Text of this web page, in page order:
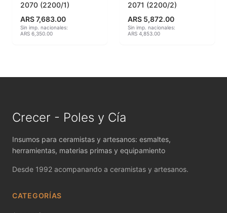
MAYCO DUNCAN FRENCH DIMENSIONS
MAYCO E & E CHUNKIES
MAYCO FIRED PRODUCTS ACCESSORI
MAYCO FOUNDATIONS OPAQUE
MAYCO FOUNDATIONS SHEER
MAYCO FUNDAMENTALS UNDERGLAZES
MAYCO JUNGLE GEMS
2070 (2200/1)
ARS 7,683.00
Sin imp. nacionales:
ARS 6,350.00
2071 (2200/2)
ARS 5,872.00
Sin imp. nacionales:
ARS 4,853.00
Crecer - Poles y Cía
Insumos para ceramistas y artesanos: esmaltes,
herramientas, materias primas y equipamiento
Desde 1992 acompanando a ceramistas y artesanos.
CATEGORÍAS